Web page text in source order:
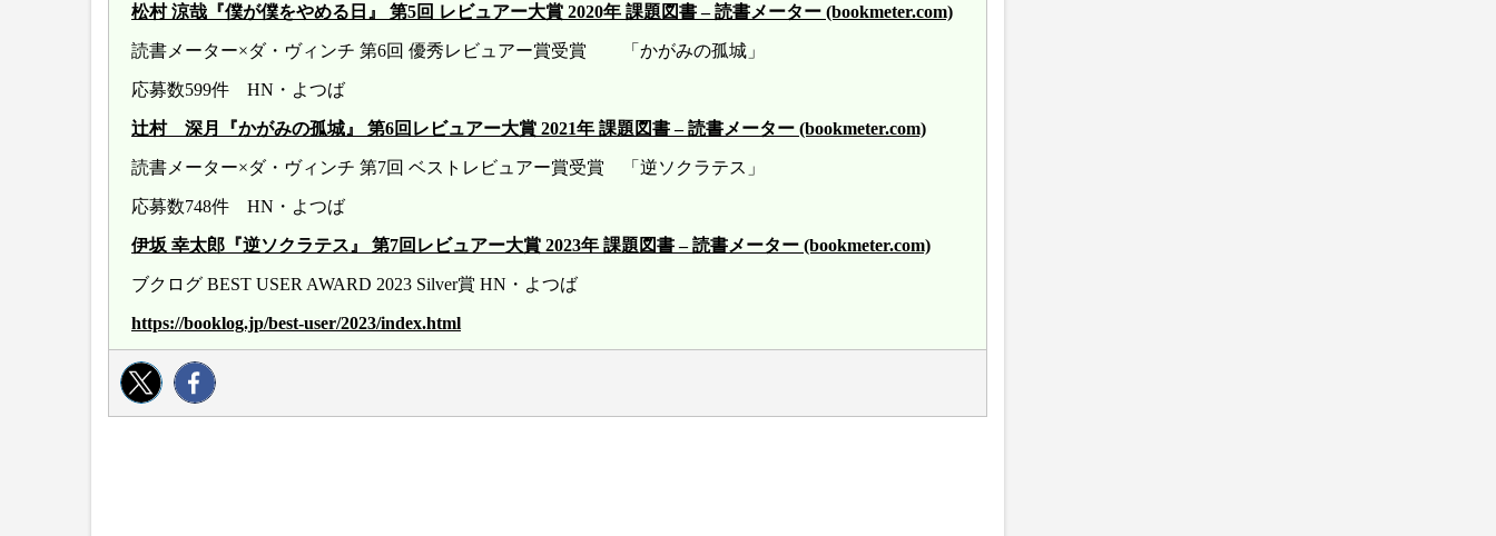
松村 涼哉『僕が僕をやめる日』 第5回 レビュアー大賞 2020年 課題図書 – 読書メーター (bookmeter.com)
読書メーター×ダ・ヴィンチ 第6回 優秀レビュアー賞受賞 「かがみの孤城」
応募数599件 HN・よつば
辻村 深月『かがみの孤城』 第6回レビュアー大賞 2021年 課題図書 – 読書メーター (bookmeter.com)
読書メーター×ダ・ヴィンチ 第7回 ベストレビュアー賞受賞 「逆ソクラテス」
応募数748件 HN・よつば
伊坂 幸太郎『逆ソクラテス』 第7回レビュアー大賞 2023年 課題図書 – 読書メーター (bookmeter.com)
ブクログ BEST USER AWARD 2023 Silver賞 HN・よつば
https://booklog.jp/best-user/2023/index.html